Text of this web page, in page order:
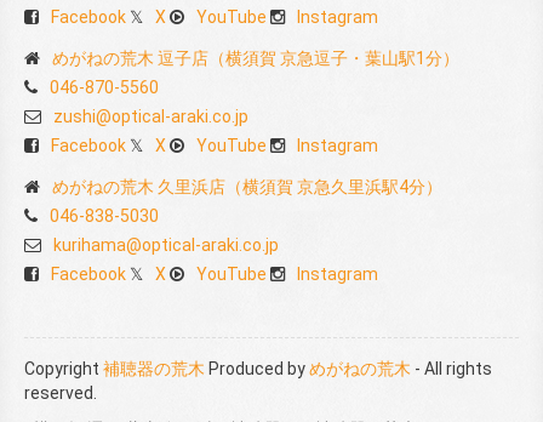
Facebook
X YouTube Instagram
めがねの荒木 逗子店（横須賀 京急逗子・葉山駅1分）
046-870-5560
zushi@optical-araki.co.jp
Facebook
X YouTube Instagram
めがねの荒木 久里浜店（横須賀 京急久里浜駅4分）
046-838-5030
kurihama@optical-araki.co.jp
Facebook
X YouTube Instagram
Copyright 補聴器の荒木 Produced byめがねの荒木 - All rights
reserved.